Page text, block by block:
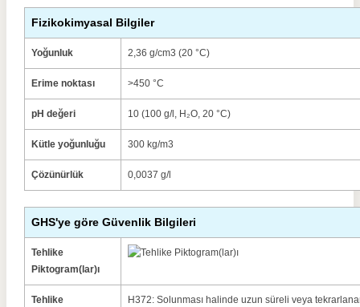
Fizikokimyasal Bilgiler
Yoğunluk 2,36 g/cm3 (20 °C)
Erime noktası >450 °C
pH değeri 10 (100 g/l, H₂O, 20 °C)
Kütle yoğunluğu 300 kg/m3
Çözünürlük 0,0037 g/l
GHS'ye göre Güvenlik Bilgileri
Tehlike
Piktogram(lar)ı
Tehlike
H372: Solunması halinde uzun süreli veya